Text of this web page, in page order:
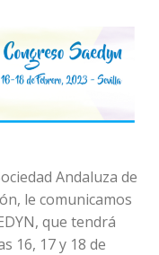
Andaluza de
le comunicamos
que tendrá
16, 17 y 18 de